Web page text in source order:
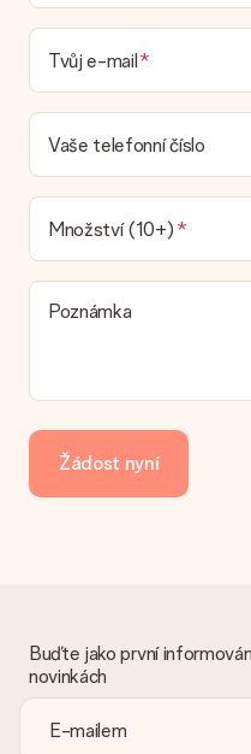
Mohu si vybrat datum
Není možné zvolit konkrétní
Jaká je dodací lhůta a
Dodací lhůtu naleznete na
náš dopravce vám dodá váš
Jaké možnosti doručení si
V současné době není
který chcete objednat, je
doručování poštovní
možnost spadá vaše
zákaznický servis.
Jak mohu zaplatit
kartu, fakturu přes Klarna
převodu platby prosím
navíc.
vhodné řešení.
Je faktura odeslána spolu
vždy v potvrzovacím e-
Tvůj e-mail
Vaše telefonní číslo
Množství (10+)
Poznámka
Žádost nyní
Buďte jako první
novinkách